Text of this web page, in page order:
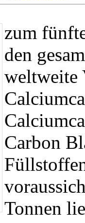
zum
den
weltweite
Carbon
Tonnen